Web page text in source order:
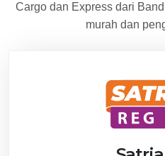
Cargo dan Express dari
murah dan